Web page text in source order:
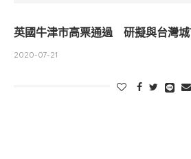
英國牛津市高票通過 研擬與台灣
2020-07-21